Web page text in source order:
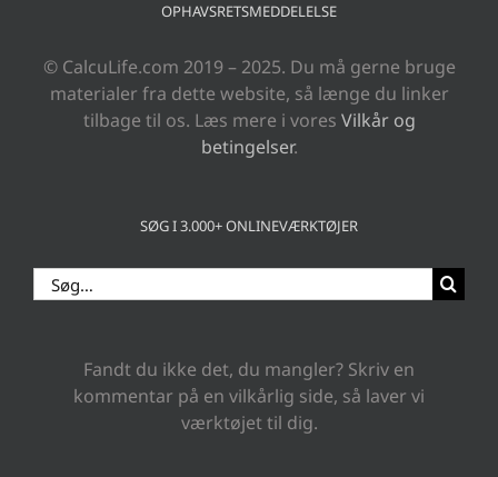
OPHAVSRETSMEDDELELSE
© CalcuLife.com 2019 – 2025. Du må gerne bruge
materialer fra dette website, så længe du linker
tilbage til os. Læs mere i vores Vilkår og
betingelser.
SØG I 3.000+ ONLINEVÆRKTØJER
Søg
efter:
Fandt du ikke det, du mangler? Skriv en
kommentar på en vilkårlig side, så laver vi
værktøjet til dig.